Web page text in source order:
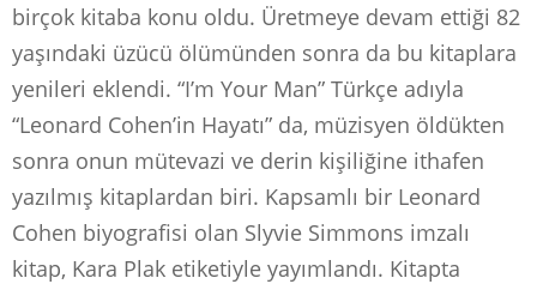
birçok kitaba konu oldu. Üretmeye devam ettiği 82
yaşındaki üzücü ölümünden sonra da bu kitaplara
yenileri eklendi. “I’m Your Man” Türkçe adıyla
“Leonard Cohen’in Hayatı” da, müzisyen öldükten
sonra onun mütevazi ve derin kişiliğine ithafen
yazılmış kitaplardan biri. Kapsamlı bir Leonard
Cohen biyografisi olan Slyvie Simmons imzalı
kitap, Kara Plak etiketiyle yayımlandı. Kitapta